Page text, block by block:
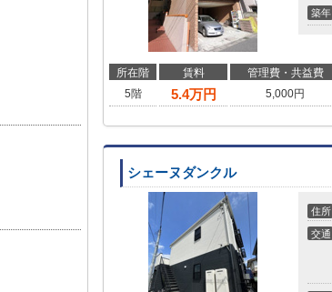
築年
所在階 賃料 管理費・共益費
5階
5.4万円 5,000円
シェーヌダンクル
住所
交通